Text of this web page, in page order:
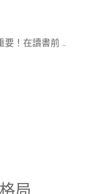
要！在讀書前 …
局